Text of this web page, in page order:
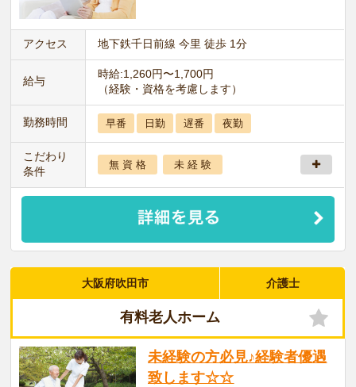
アクセス 地下鉄千日前線 今里 徒歩 1分
給与
時給:1,260円〜1,700円
（経験・資格を考慮します）
勤務時間 早番 日勤 遅番 夜勤
こだわり
条件
無 資 格 未 経 験
大阪府吹田市 介護士
有料老人ホーム
未経験の方必見♪経験者優遇
致します☆☆